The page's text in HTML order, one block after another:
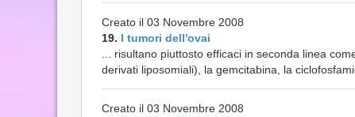
Creato il 03 Novembre 2008
19. I tumori dell'ovai
... risultano piuttosto efficaci in seconda linea
derivati liposomiali), la gemcitabina, la
Creato il 03 Novembre 2008